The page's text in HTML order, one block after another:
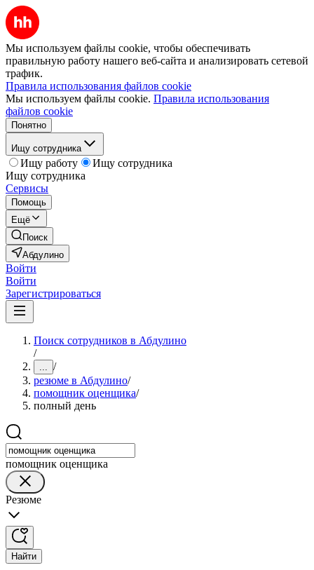
Мы используем файлы cookie, чтобы обеспечивать
правильную работу нашего веб-сайта и анализировать сетевой
трафик.
Правила использования файлов cookie
Мы используем файлы cookie. Правила использования
файлов cookie
Понятно
Ищу сотрудника
Ищу работу
Ищу сотрудника
Ищу сотрудника
Сервисы
Помощь
Ещё
Поиск
Абдулино
Войти
Войти
Зарегистрироваться
Поиск сотрудников в Абдулино
/
... /
резюме в Абдулино/
помощник оценщика/
полный день
помощник оценщика
Резюме
Найти